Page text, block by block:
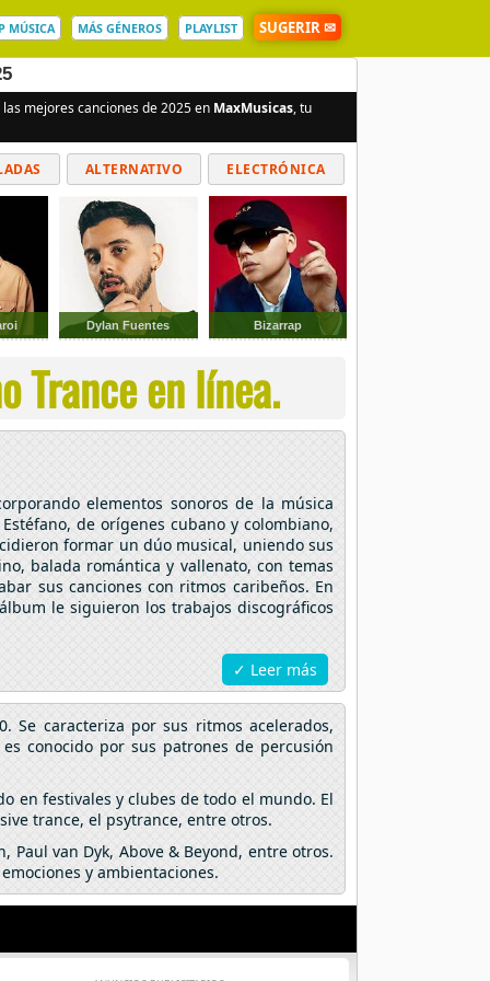
MÚSICA MÁS GÉNEROS PLAYLIST SUGERIR ✉
mejores canciones de 2025 en MaxMusicas, tu
ALTERNATIVO ELECTRÓNICA
Dylan Fuentes Bizarrap
Trance en línea.
elementos sonoros de la música
de orígenes cubano y colombiano,
formar un dúo musical, uniendo sus
balada romántica y vallenato, con temas
sus canciones con ritmos caribeños. En
le siguieron los trabajos discográficos
✓ Leer más
Se caracteriza por sus ritmos acelerados,
conocido por sus patrones de percusión
en festivales y clubes de todo el mundo. El
trance, el psytrance, entre otros.
van Dyk, Above & Beyond, entre otros.
y ambientaciones.